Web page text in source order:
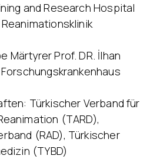
and Research Hospital
Märtyrer Prof. DR. İlhan
Türkischer Verband für
(TARD),
(RAD), Türkischer
(TYBD)